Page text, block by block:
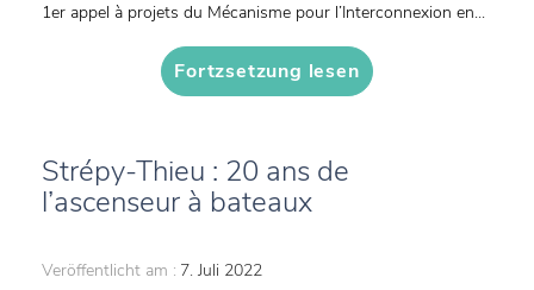
1er appel à projets du Mécanisme pour l’Interconnexion en...
Fortzsetzung lesen
Strépy-Thieu : 20 ans de
l’ascenseur à bateaux
Veröffentlicht am : 7. Juli 2022